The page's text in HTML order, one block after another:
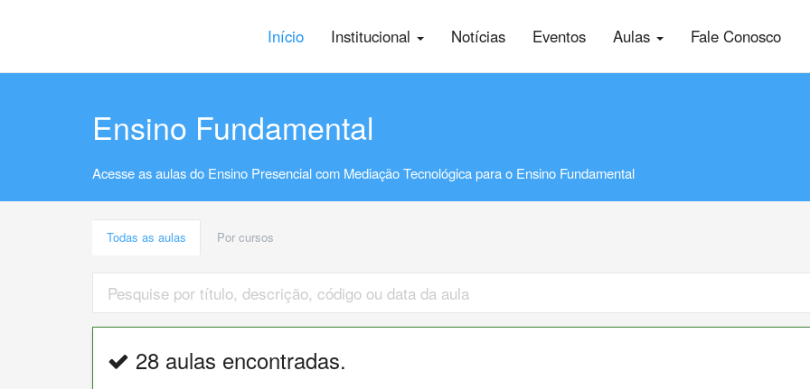
Início Institucional Notícias Eventos Aulas Fale Conosco
Ensino Fundamental
Acesse as aulas do Ensino Presencial com Mediação Tecnológica para o Ensino Fundamental
Todas as aulas Por cursos
28 aulas encontradas.